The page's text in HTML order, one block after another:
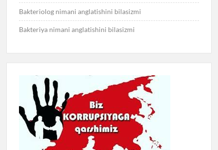
Bakteriolog nimani anglatishini bilasizmi
Bakteriya nimani anglatishini bilasizmi